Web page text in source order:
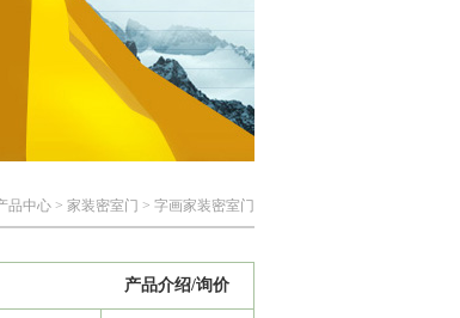
品中心 > 家装密室门 > 字画家装密室门
产品介绍/询价